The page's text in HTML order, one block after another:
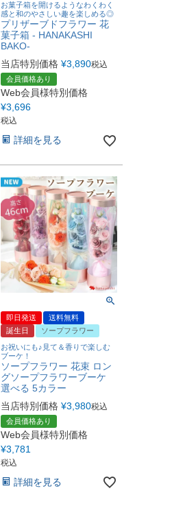
お菓子箱を開けるようなわくわく
感と和のやさしい趣を楽しめる◎
プリザーブドフラワー 花
菓子箱 - HANAKASHI
BAKO-
当店特別価格 ¥3,890税込
会員価格あり
Web会員様特別価格
¥3,696
税込
詳細を見る
即日発送
送料無料
誕生日
ソープフラワー
お祝いにも♪見て＆香りで楽しむ
ブーケ！
ソープフラワー 花束 ロン
グソープフラワーブーケ
選べる 5カラー
当店特別価格 ¥3,980税込
会員価格あり
Web会員様特別価格
¥3,781
税込
詳細を見る